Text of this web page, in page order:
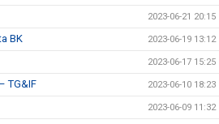
2023-06-21 20:15
BK 2023-06-19 13:12
2023-06-17 15:25
TG&IF 2023-06-10 18:23
2023-06-09 11:32